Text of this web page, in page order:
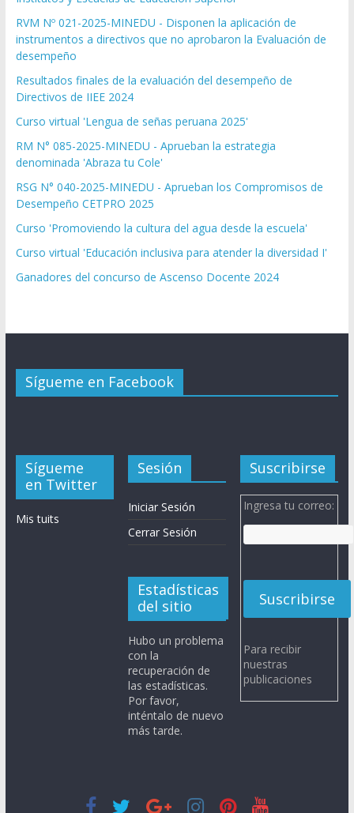
RVM Nº 021-2025-MINEDU - Disponen la aplicación de
instrumentos a directivos que no aprobaron la Evaluación de
desempeño
Resultados finales de la evaluación del desempeño de
Directivos de IIEE 2024
Curso virtual 'Lengua de señas peruana 2025'
RM N° 085-2025-MINEDU - Aprueban la estrategia
denominada 'Abraza tu Cole'
RSG N° 040-2025-MINEDU - Aprueban los Compromisos de
Desempeño CETPRO 2025
Curso 'Promoviendo la cultura del agua desde la escuela'
Curso virtual 'Educación inclusiva para atender la diversidad I'
Ganadores del concurso de Ascenso Docente 2024
Sígueme en Facebook
Sígueme
en Twitter
Mis tuits
Sesión
Iniciar Sesión
Cerrar Sesión
Estadísticas
del sitio
Hubo un problema
con la
recuperación de
las estadísticas.
Por favor,
inténtalo de nuevo
más tarde.
Suscribirse
Ingresa tu correo:
Para recibir
nuestras
publicaciones